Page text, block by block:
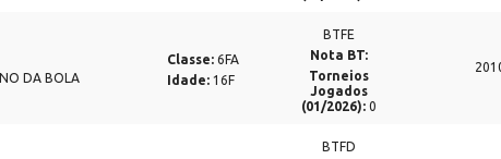
DA BOLA
Classe: 6FA
Idade: 16F
BTFE
Nota BT:
Torneios
Jogados
(01/2026): 0
BTFD